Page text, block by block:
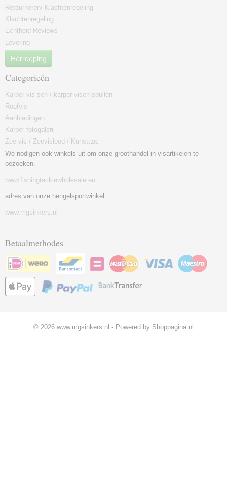
Retourneren/ Klachtenregeling
Klachtenregeling
Echtheid Reviews
Levering
Herroeping
Categorieën
Karper vis sen / karper visen spullen
Roofvis
Aanbiedingen
Karper fotogalerij
Zee vis / Zeevislood / Kunstaas
We nodigen ook winkels uit om onze groothandel in visartikelen te
bezoeken.
www.fishingtacklewholesale.eu
adres van onze hengelsportwinkel :
www.mgsinkers.nl
Betaalmethodes
© 2026 www.mgsinkers.nl - Powered by Shoppagina.nl